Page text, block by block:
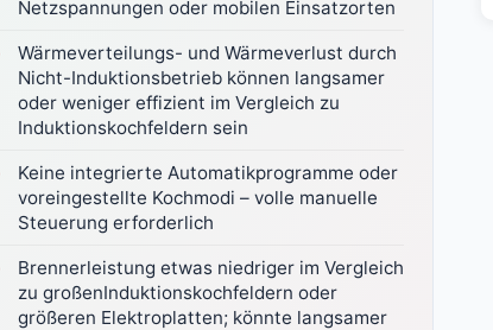
Netzspannungen oder mobilen Einsatzorten
Wärmeverteilungs- und Wärmeverlust durch
Nicht-Induktionsbetrieb können langsamer
oder weniger effizient im Vergleich zu
Induktionskochfeldern sein
Keine integrierte Automatikprogramme oder
voreingestellte Kochmodi – volle manuelle
Steuerung erforderlich
Brennerleistung etwas niedriger im Vergleich
zu großenInduktionskochfeldern oder
größeren Elektroplatten; könnte langsamer